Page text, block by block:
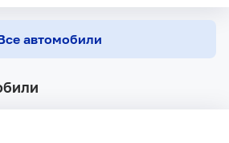
автомобили